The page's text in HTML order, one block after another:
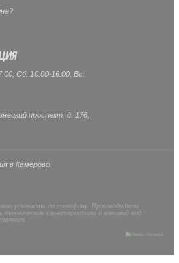
Сб: 10:00-16:00, Вс:
проспект, д. 176,
в Кемерово.
уточнить по телефону. Производители
характеристики и внешний вид